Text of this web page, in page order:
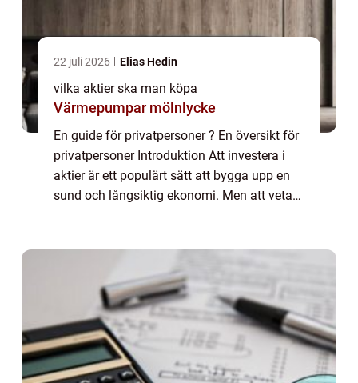
22 juli 2026 Elias Hedin
vilka aktier ska man köpa
Värmepumpar mölnlycke
En guide för privatpersoner ? En översikt för
privatpersoner Introduktion Att investera i
aktier är ett populärt sätt att bygga upp en
sund och långsiktig ekonomi. Men att veta